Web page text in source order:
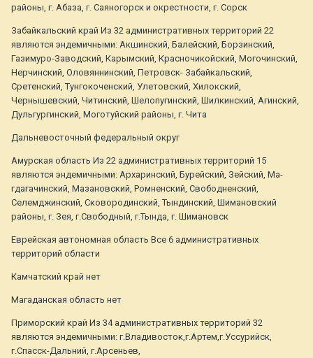
районы, г. Абаза, г. Саяногорск и окрестности, г. Сорск
Забайкальский край Из 32 административных территорий 22
являются эндемичными: Акшинский, Балейский, Борзинский,
Газимуро-Заводский, Карымский, Красночикойский, Могочинский,
Нерчинский, Оловяннинский, Петровск- Забайкальский,
Сретенский, Тунгокоченский, Улетовский, Хилокский,
Чернышевский, Читинский, Шелопугинский, Шилкинский, Агинский,
Дульгургинский, Моготуйский районы, г. Чита
Дальневосточный федеральный округ
Амурская область Из 22 административных территорий 15
являются эндемичными: Архаринский, Бурейский, Зейский, Ма­
гдагачинский, Мазановский, Ромненский, Свободненский,
Селемджинский, Сковородинский, Тындинский, Шимановский
районы, г. Зея, г.Свободный, г.Тында, г. Шимановск
Еврейская автономная область Все 6 административных
территорий области
Камчатский край нет
Магаданская область нет
Приморский край Из 34 административных территорий 32
являются эндемичными: г.Владивосток,г.Артем,г.Уссурийск,
г.Спасск-Дальний, г.Арсеньев,